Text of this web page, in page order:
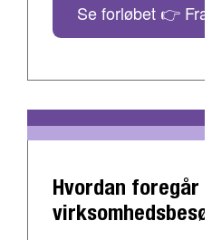
Se forløbet 👉
Hvordan foregår